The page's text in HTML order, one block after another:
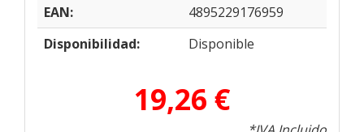
EAN:
4895229176959
Disponibilidad:
Disponible
19,26 €